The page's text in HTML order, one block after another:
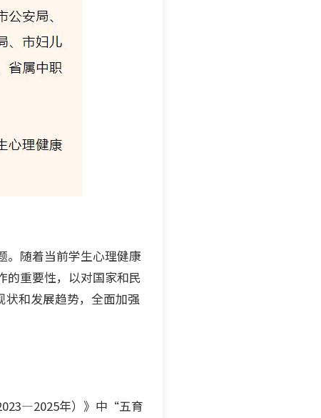
随着当前学生心理健康
的重要性，以对国家和民
和发展趋势，全面加强
年）》中“五育